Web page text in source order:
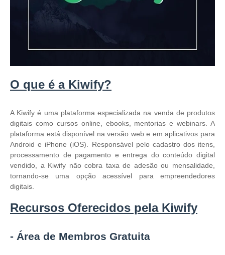
O que é a Kiwify?
A Kiwify é uma plataforma especializada na venda de produtos
digitais como cursos online, ebooks, mentorias e webinars. A
plataforma está disponível na versão web e em aplicativos para
Android e iPhone (iOS). Responsável pelo cadastro dos itens,
processamento de pagamento e entrega do conteúdo digital
vendido, a Kiwify não cobra taxa de adesão ou mensalidade,
tornando-se uma opção acessível para empreendedores
digitais.
Recursos Oferecidos pela Kiwify
- Área de Membros Gratuita